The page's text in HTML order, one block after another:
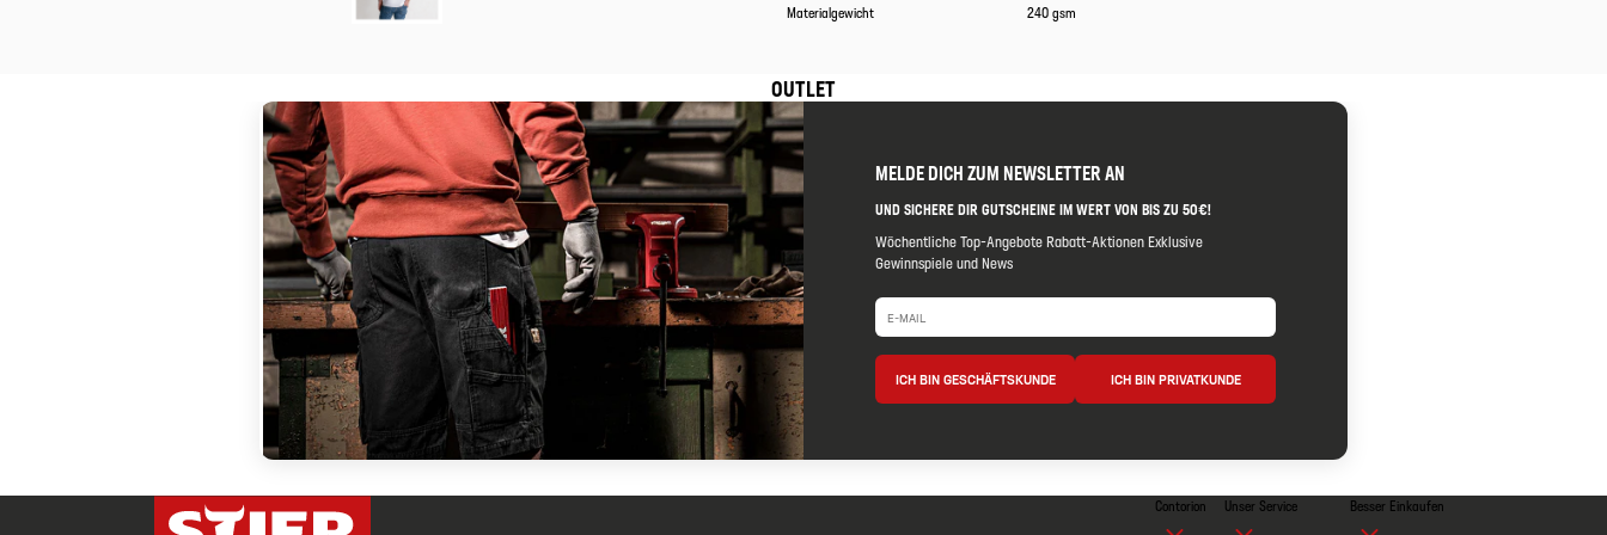
Materialgewicht
240 gsm
OUTLET
MELDE DICH ZUM NEWSLETTER AN
UND SICHERE DIR GUTSCHEINE IM WERT VON BIS ZU 50€!
Wöchentliche Top-Angebote Rabatt-Aktionen Exklusive
Gewinnspiele und News
ICH BIN GESCHÄFTSKUNDE ICH BIN PRIVATKUNDE
Contorion Unser Service Besser Einkaufen